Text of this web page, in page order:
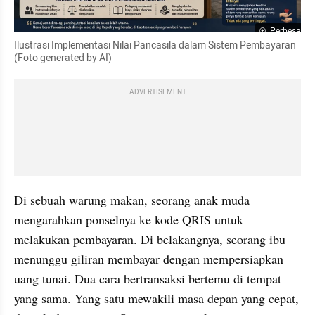
Perbesar
Ilustrasi Implementasi Nilai Pancasila dalam Sistem Pembayaran
(Foto generated by AI)
ADVERTISEMENT
Di sebuah warung makan, seorang anak muda
mengarahkan ponselnya ke kode QRIS untuk
melakukan pembayaran. Di belakangnya, seorang ibu
menunggu giliran membayar dengan mempersiapkan
uang tunai. Dua cara bertransaksi bertemu di tempat
yang sama. Yang satu mewakili masa depan yang cepat,